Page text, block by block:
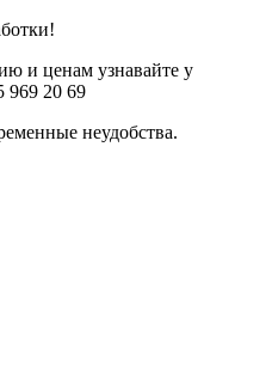
и ценам узнавайте у
969 20 69
неудобства.